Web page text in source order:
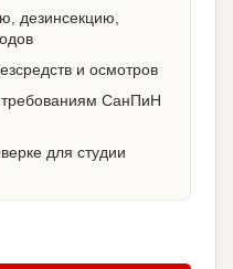
дезинсекцию,
и осмотров
требованиям СанПиН
для студии